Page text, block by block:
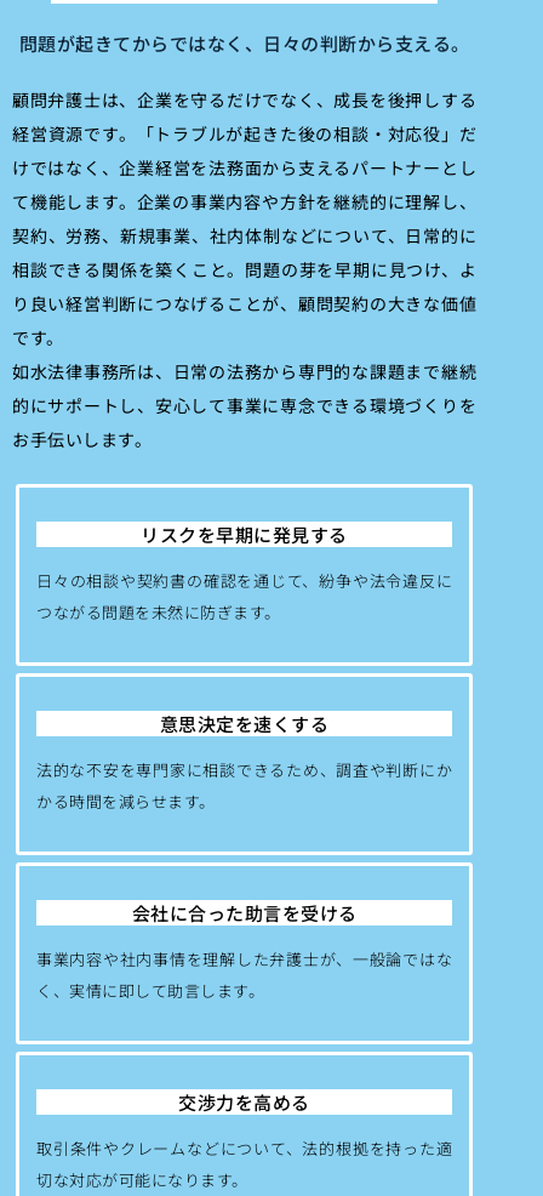
問題が起きてからではなく、日々の判断から支える。
顧問弁護士は、企業を守るだけでなく、成長を後押しする
経営資源です。「トラブルが起きた後の相談・対応役」だ
けではなく、企業経営を法務面から支えるパートナーとし
て機能します。企業の事業内容や方針を継続的に理解し、
契約、労務、新規事業、社内体制などについて、日常的に
相談できる関係を築くこと。問題の芽を早期に見つけ、よ
り良い経営判断につなげることが、顧問契約の大きな価値
です。
如水法律事務所は、日常の法務から専門的な課題まで継続
的にサポートし、安心して事業に専念できる環境づくりを
お手伝いします。
リスクを早期に発見する
日々の相談や契約書の確認を通じて、紛争や法令違反に
つながる問題を未然に防ぎます。
意思決定を速くする
法的な不安を専門家に相談できるため、調査や判断にか
かる時間を減らせます。
会社に合った助言を受ける
事業内容や社内事情を理解した弁護士が、一般論ではな
く、実情に即して助言します。
交渉力を高める
取引条件やクレームなどについて、法的根拠を持った適
切な対応が可能になります。